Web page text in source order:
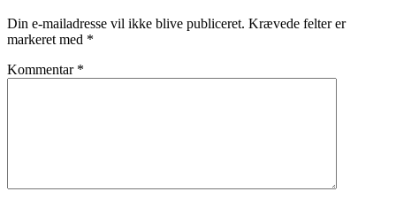
Din e-mailadresse vil ikke blive publiceret. Krævede felter er
markeret med *
Kommentar *